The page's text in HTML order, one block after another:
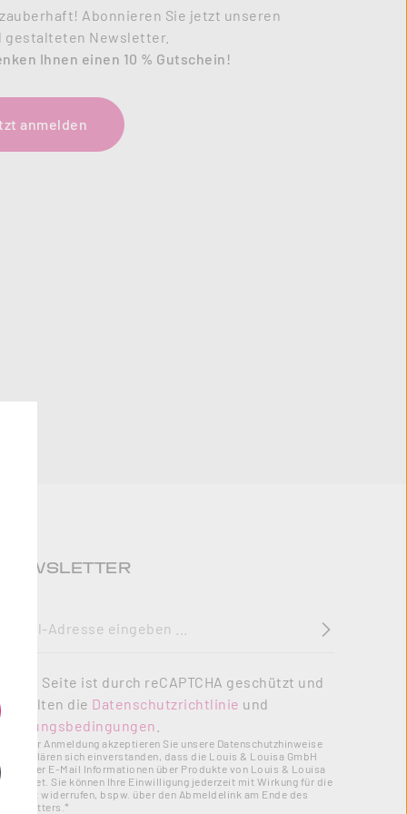
Abonnieren Sie jetzt unseren
gestalteten Newsletter.
Ihnen einen 10 % Gutschein!
anmelden
NEWSLETTER
Diese Seite ist durch reCAPTCHA geschützt und
es gelten die Datenschutzrichtlinie und
Nutzungsbedingungen
Mit Ihrer Anmeldung akzeptieren Sie unsere Datenschutzhinweise
und erklären sich einverstanden, dass die Louis & Louisa GmbH
Ihnen per E-Mail Informationen über Produkte von Louis & Louisa
zusendet. Sie können Ihre Einwilligung jederzeit mit Wirkung für die
Zukunft widerrufen, bspw. über den Abmeldelink am Ende des
Newsletters.*